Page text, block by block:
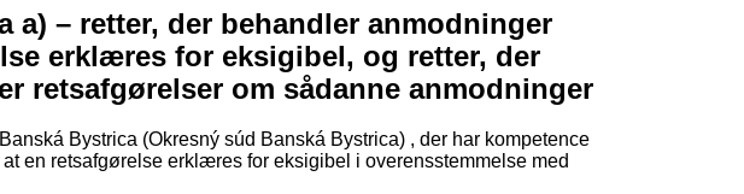
a) – retter, der behandler anmodninger
erklæres for eksigibel, og retter, der
retsafgørelser om sådanne anmodninger
Bystrica (Okresný súd Banská Bystrica) , der har kompetence
en retsafgørelse erklæres for eksigibel i overensstemmelse med